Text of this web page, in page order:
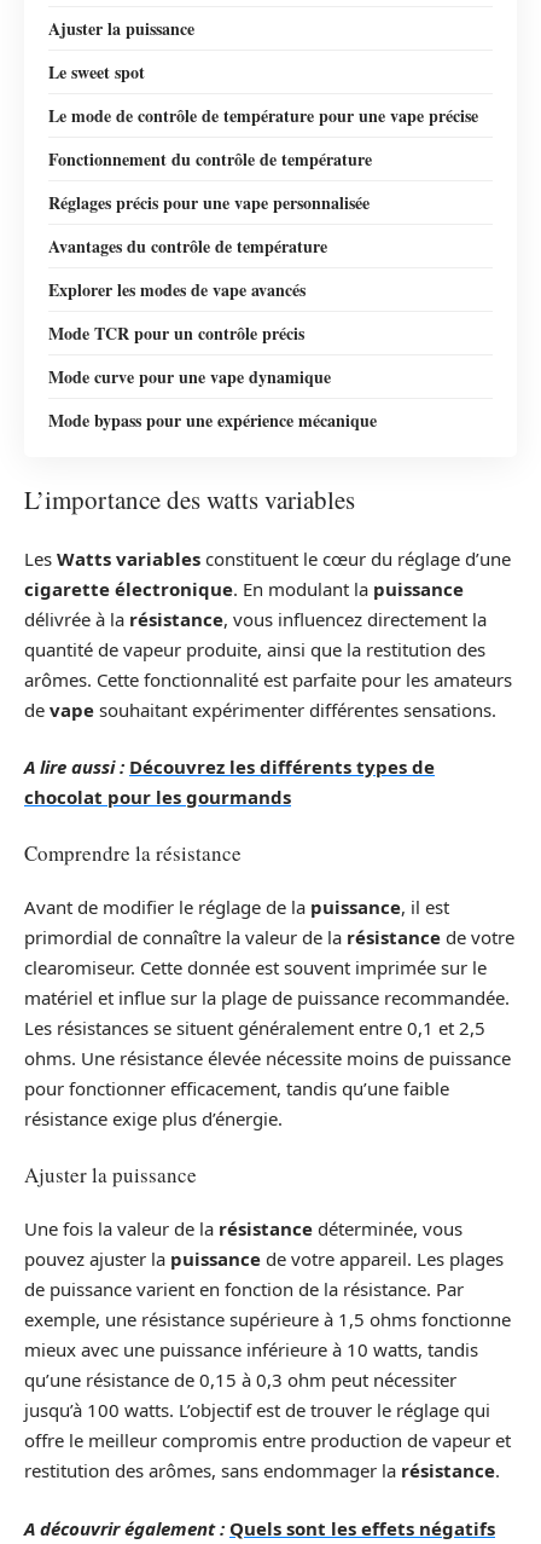
Ajuster la puissance
Le sweet spot
Le mode de contrôle de température pour une vape précise
Fonctionnement du contrôle de température
Réglages précis pour une vape personnalisée
Avantages du contrôle de température
Explorer les modes de vape avancés
Mode TCR pour un contrôle précis
Mode curve pour une vape dynamique
Mode bypass pour une expérience mécanique
L’importance des watts variables
Les Watts variables constituent le cœur du réglage d’une
cigarette électronique. En modulant la puissance
délivrée à la résistance, vous influencez directement la
quantité de vapeur produite, ainsi que la restitution des
arômes. Cette fonctionnalité est parfaite pour les amateurs
de vape souhaitant expérimenter différentes sensations.
A lire aussi : Découvrez les différents types de
chocolat pour les gourmands
Comprendre la résistance
Avant de modifier le réglage de la puissance, il est
primordial de connaître la valeur de la résistance de votre
clearomiseur. Cette donnée est souvent imprimée sur le
matériel et influe sur la plage de puissance recommandée.
Les résistances se situent généralement entre 0,1 et 2,5
ohms. Une résistance élevée nécessite moins de puissance
pour fonctionner efficacement, tandis qu’une faible
résistance exige plus d’énergie.
Ajuster la puissance
Une fois la valeur de la résistance déterminée, vous
pouvez ajuster la puissance de votre appareil. Les plages
de puissance varient en fonction de la résistance. Par
exemple, une résistance supérieure à 1,5 ohms fonctionne
mieux avec une puissance inférieure à 10 watts, tandis
qu’une résistance de 0,15 à 0,3 ohm peut nécessiter
jusqu’à 100 watts. L’objectif est de trouver le réglage qui
offre le meilleur compromis entre production de vapeur et
restitution des arômes, sans endommager la résistance.
A découvrir également : Quels sont les effets négatifs